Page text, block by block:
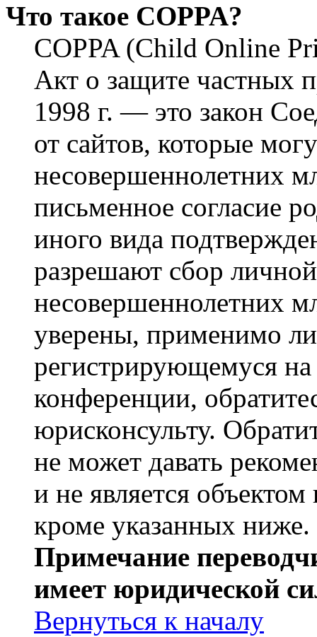
Что такое COPPA?
COPPA (Child Online
Акт о защите частных
1998 г. — это закон
от сайтов, которые
несовершеннолетних
письменное согласие
иного вида
разрешают сбор
несовершеннолетних
уверены, применимо
регистрирующемуся
конференции,
юрисконсульту.
не может давать
и не является
кроме указанных ниже.
Примечание
имеет юридической
Вернуться к началу